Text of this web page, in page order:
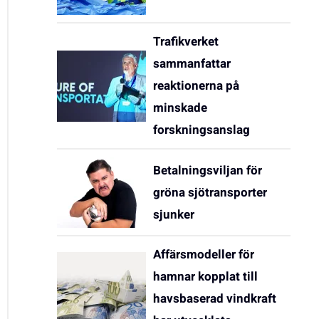
Trafikverket
sammanfattar
reaktionerna på
minskade
forskningsanslag
Betalningsviljan för
gröna sjötransporter
sjunker
Affärsmodeller för
hamnar kopplat till
havsbaserad vindkraft